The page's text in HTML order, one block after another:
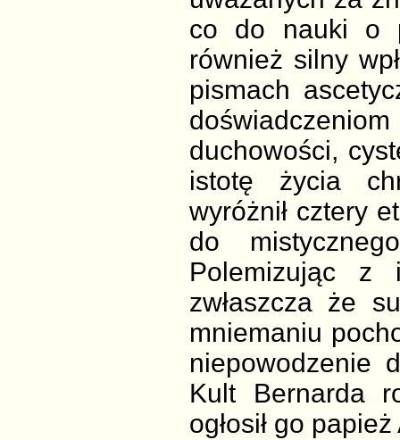
co do nauki o
również silny
pismach
duchowości,
istotę życia
wyróżnił cztery
do
Polemizując z
zwłaszcza że
mniemaniu
niepowodzenie
Kult Bernarda
ogłosił go